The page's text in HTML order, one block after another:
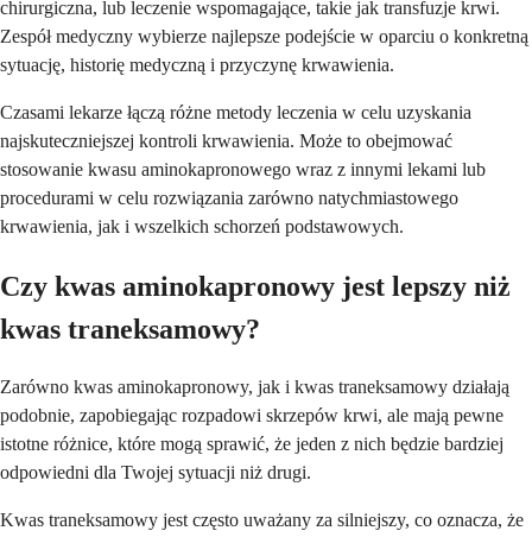
chirurgiczna, lub leczenie wspomagające, takie jak transfuzje krwi.
Zespół medyczny wybierze najlepsze podejście w oparciu o konkretną
sytuację, historię medyczną i przyczynę krwawienia.
Czasami lekarze łączą różne metody leczenia w celu uzyskania
najskuteczniejszej kontroli krwawienia. Może to obejmować
stosowanie kwasu aminokapronowego wraz z innymi lekami lub
procedurami w celu rozwiązania zarówno natychmiastowego
krwawienia, jak i wszelkich schorzeń podstawowych.
Czy kwas aminokapronowy jest lepszy niż
kwas traneksamowy?
Zarówno kwas aminokapronowy, jak i kwas traneksamowy działają
podobnie, zapobiegając rozpadowi skrzepów krwi, ale mają pewne
istotne różnice, które mogą sprawić, że jeden z nich będzie bardziej
odpowiedni dla Twojej sytuacji niż drugi.
Kwas traneksamowy jest często uważany za silniejszy, co oznacza, że